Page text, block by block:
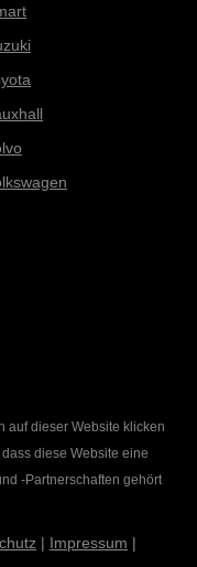
auf dieser Website klicken
diese Website eine
-Partnerschaften gehört
| Impressum |